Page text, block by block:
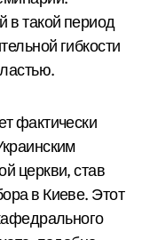
в такой период
гибкости
фактически
церкви, став
в Киеве. Этот